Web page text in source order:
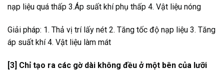
nạp liệu quá thấp 3.Áp suất khí phụ thấp 4. Vật liệu nóng
Giải pháp: 1. Thả vị trí lấy nét 2. Tăng tốc độ nạp liệu 3. Tăng
áp suất khí 4. Vật liệu làm mát
[3] Chỉ tạo ra các gờ dài không đều ở một bên của lưỡi